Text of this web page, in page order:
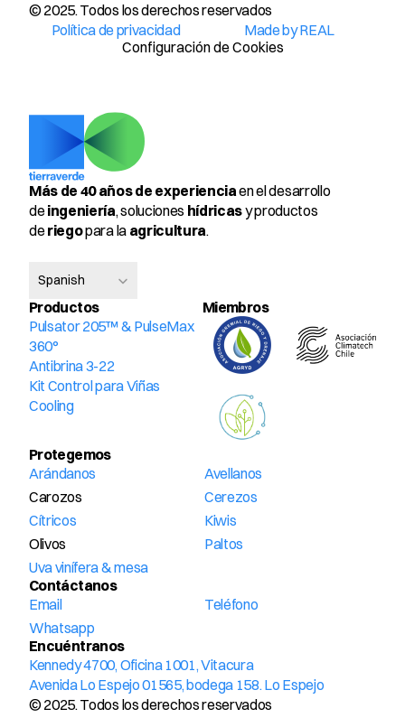
© 2025. Todos los derechos reservados
Política de privacidad
Made by REAL
Configuración de Cookies
Más de 40 años de experiencia en el desarrollo
de ingeniería, soluciones hídricas y productos
de riego para la agricultura.
Spanish
Productos
Pulsator 205™ & PulseMax
360°
Antibrina 3-22
Kit Control para Viñas
Cooling
Miembros
Protegemos
Arándanos
Avellanos
Carozos
Cerezos
Cítricos
Kiwis
Olivos
Paltos
Uva vinífera & mesa
Contáctanos
Email
Teléfono
Whatsapp
Encuéntranos
Kennedy 4700, Oficina 1001, Vitacura
Avenida Lo Espejo 01565, bodega 158. Lo Espejo
© 2025. Todos los derechos reservados